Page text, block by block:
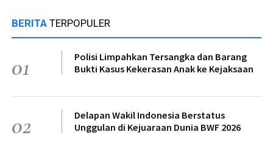
BERITA TERPOPULER
01
Polisi Limpahkan Tersangka dan Barang
Bukti Kasus Kekerasan Anak ke Kejaksaan
02
Delapan Wakil Indonesia Berstatus
Unggulan di Kejuaraan Dunia BWF 2026